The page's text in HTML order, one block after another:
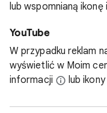
lub wspomnianą ikonę
YouTube
W przypadku reklam
wyświetlić w Moim
informacji
lub